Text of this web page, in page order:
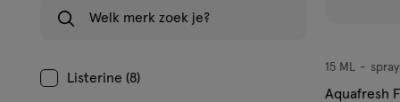
Listerine (8) spray
15 ML spray
Aquafresh